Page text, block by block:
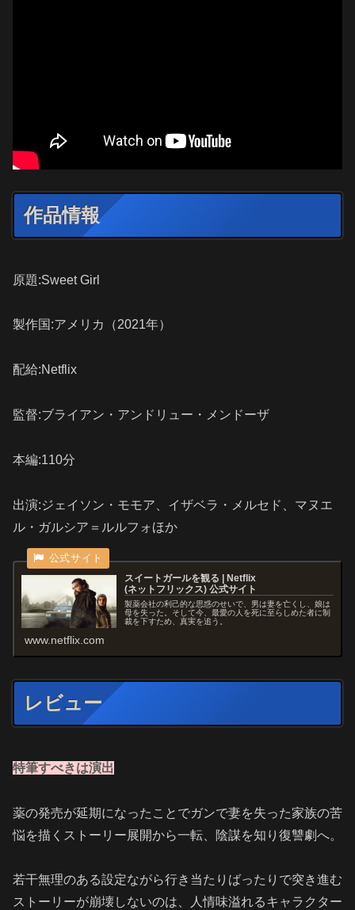
作品情報
原題:Sweet Girl
製作国:アメリカ（2021年）
配給:Netflix
監督:ブライアン・アンドリュー・メンドーザ
本編:110分
出演:ジェイソン・モモア、イザベラ・メルセド、マヌエ
ル・ガルシア＝ルルフォほか
スイートガール を観 る | Netflix
( ネ ッ ト フ リ ッ ク ス ) 公 式サ イ ト
製薬会社の利己的な思惑のせいで、男は妻を亡くし、娘は
母を失った。そして今、最愛の人を死に至らしめた者に制
裁を下すため、真実を追う。
www.netflix.com
レビュー
特筆すべきは演出
薬の発売が延期になったことでガンで妻を失った家族の苦
悩を描くストーリー展開から一転、陰謀を知り復讐劇へ。
若干無理のある設定ながら行き当たりばったりで突き進む
ストーリーが崩壊しないのは、人情味溢れるキャラクター